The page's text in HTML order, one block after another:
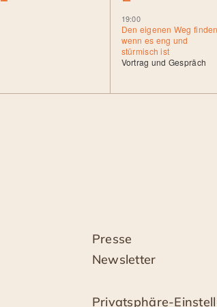
Veranstaltungen,19:00
Den eigenen Weg
wenn es eng und
stürmisch ist
Vortrag und Gespräch
Presse
Newsletter
Privatsphäre-